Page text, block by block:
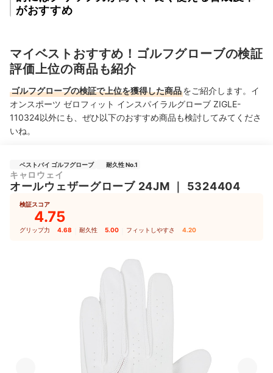
がおすすめ
マイベストおすすめ！ゴルフグローブの検証
評価上位の商品も紹介
ゴルフグローブの検証で上位を獲得した商品をご紹介します。イ
オンスポーツ ゼロフィット インスパイラルグローブ ZIGLE-
110324以外にも、ぜひ以下のおすすめ商品も検討してみてくださ
いね。
ベストバイ ゴルフグローブ 耐久性 No.1
キャロウェイ
オールウェザーグローブ 24JM 5324404
検証スコア
4.75
グリップ力 4.68 耐久性 5.00 フィットしやすさ 4.20